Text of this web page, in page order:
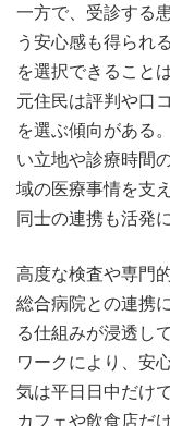
一方で、受診する
う安心感も得られ
を選択できること
元住民は評判や口
を選ぶ傾向がある
い立地や診療時間
域の医療事情を支
同士の連携も活発
高度な検査や専門
総合病院との連携
る仕組みが浸透し
ワークにより、安
気は平日日中だけ
カフェや飲食店だ